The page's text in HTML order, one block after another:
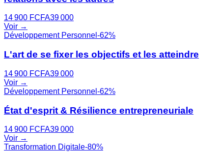
14 900 FCFA39 000
Voir →
Développement Personnel -62%
L'art de se fixer les objectifs et les atteindre
14 900 FCFA39 000
Voir →
Développement Personnel -62%
État d'esprit & Résilience entrepreneuriale
14 900 FCFA39 000
Voir →
Transformation Digitale-80%